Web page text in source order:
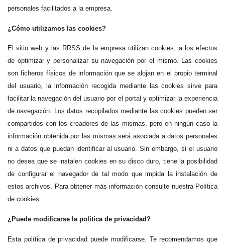
personales facilitados a la empresa.
¿Cómo utilizamos las cookies?
El sitio web y las RRSS de la empresa utilizan cookies, a los efectos
de optimizar y personalizar su navegación por el mismo. Las cookies
son ficheros físicos de información que se alojan en el propio terminal
del usuario, la información recogida mediante las cookies sirve para
facilitar la navegación del usuario por el portal y optimizar la experiencia
de navegación. Los datos recopilados mediante las cookies pueden ser
compartidos con los creadores de las mismas, pero en ningún caso la
información obtenida por las mismas será asociada a datos personales
ni a datos que puedan identificar al usuario. Sin embargo, si el usuario
no desea que se instalen cookies en su disco duro, tiene la posibilidad
de configurar el navegador de tal modo que impida la instalación de
estos archivos. Para obtener más información consulte nuestra Política
de cookies
¿Puede modificarse la política de privacidad?
Esta política de privacidad puede modificarse. Te recomendamos que